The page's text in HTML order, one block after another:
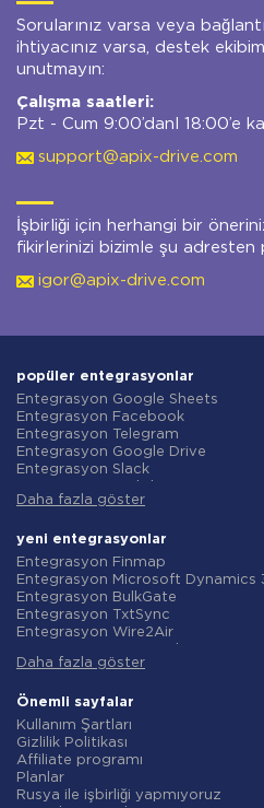
Sorularınız varsa veya
ihtiyacınız varsa, destek
unutmayın:
Çalışma saatleri:
Pzt - Cum 9:00’danl 18:00’e
support@apix-drive.com
İşbirliği için herhangi bir
fikirlerinizi bizimle şu adresten
igor@apix-drive.com
popüler entegrasyonlar
Entegrasyon Google Sheets
Entegrasyon Facebook
Entegrasyon Telegram
Entegrasyon Google Drive
Entegrasyon Slack
Entegrasyon Gmail
Entegrasyon ClickUp
Entegrasyon Airtable
Entegrasyon Google Contacts
Entegrasyon OpenAI (ChatGPT)
Entegrasyon Instagram
Entegrasyon ActiveCampaign
Entegrasyon Typeform
Entegrasyon Salesforce CRM
Entegrasyon Notion
Entegrasyon AWeber
Entegrasyon Asana
Entegrasyon ZOHO CRM
Entegrasyon Webhooks
Entegrasyon GetResponse
Daha fazla göster
yeni entegrasyonlar
Entegrasyon Finmap
Entegrasyon Microsoft Dynamics
Entegrasyon BulkGate
Entegrasyon TxtSync
Entegrasyon Wire2Air
Entegrasyon Infobip
Entegrasyon AtomPark
Entegrasyon TXTImpact
Entegrasyon Campaign Monitor
Entegrasyon CM.com
Entegrasyon D7 Networks
Entegrasyon SMS.to
Daha fazla göster
Önemli sayfalar
Kullanım Şartları
Gizlilik Politikası
Affiliate programı
Planlar
Rusya ile işbirliği yapmıyoruz